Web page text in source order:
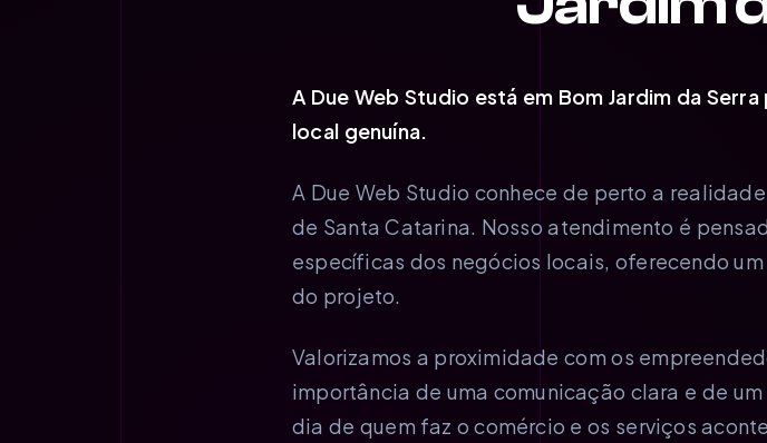
A Due Web Studio está em Bom Jardim da
local genuína.
A Due Web Studio conhece de perto a
de Santa Catarina. Nosso atendimento é
específicas dos negócios locais, oferecendo
do projeto.
Valorizamos a proximidade com os
importância de uma comunicação clara e de
dia de quem faz o comércio e os serviços